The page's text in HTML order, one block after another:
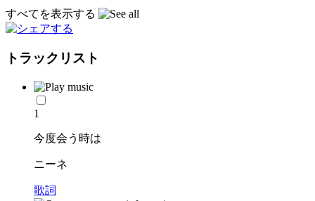
すべてを表示する
トラックリスト
1
今度会う時は
ニーネ
歌詞